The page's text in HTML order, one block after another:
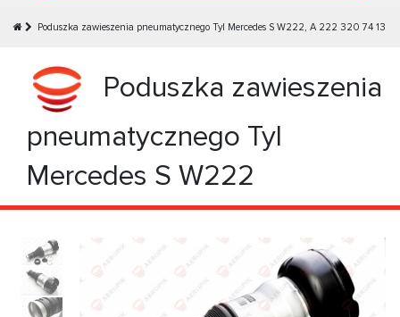
Poduszka zawieszenia pneumatycznego Tyl Mercedes S W222, A 222 320 74 13
Poduszka zawieszenia
pneumatycznego Tyl
Mercedes S W222